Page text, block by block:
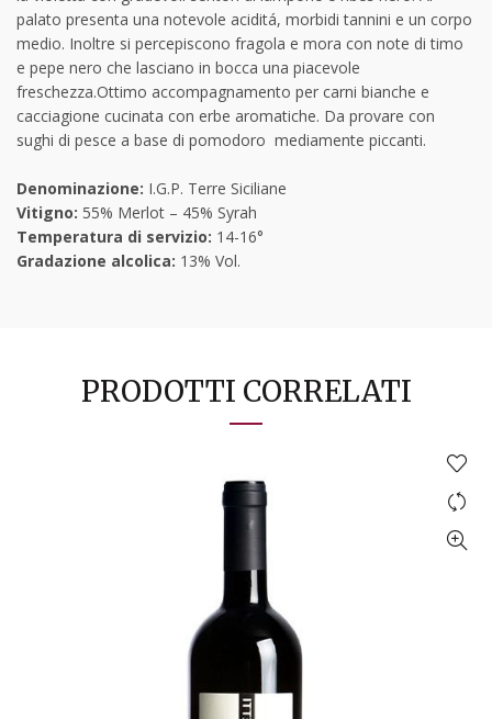
palato presenta una notevole aciditá, morbidi tannini e un corpo
medio. Inoltre si percepiscono fragola e mora con note di timo
e pepe nero che lasciano in bocca una piacevole
freschezza.Ottimo accompagnamento per carni bianche e
cacciagione cucinata con erbe aromatiche. Da provare con
sughi di pesce a base di pomodoro mediamente piccanti.
Denominazione: I.G.P. Terre Siciliane
Vitigno: 55% Merlot – 45% Syrah
Temperatura di servizio: 14-16°
Gradazione alcolica: 13% Vol.
PRODOTTI CORRELATI